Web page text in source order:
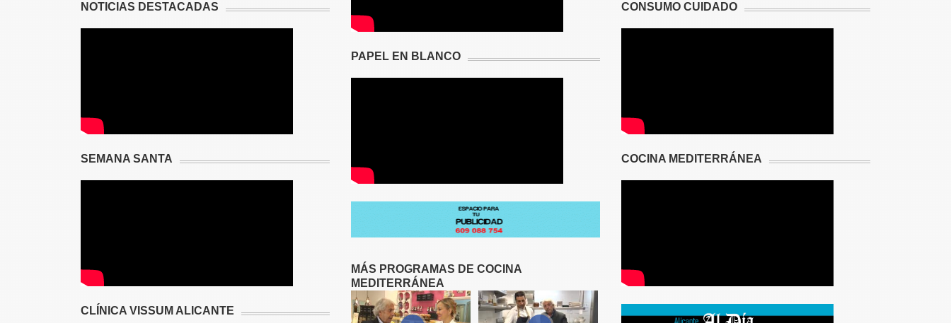
NOTICIAS DESTACADAS
SEMANA SANTA
CLÍNICA VISSUM ALICANTE
PAPEL EN BLANCO
MÁS PROGRAMAS DE COCINA
MEDITERRÁNEA
CONSUMO CUIDADO
COCINA MEDITERRÁNEA